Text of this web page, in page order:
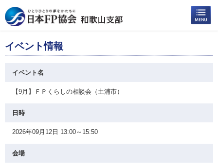
イベント情報
イベント名
【9月】ＦＰくらしの相談会（土浦市）
日時
2026年09月12日 13:00～15:50
会場